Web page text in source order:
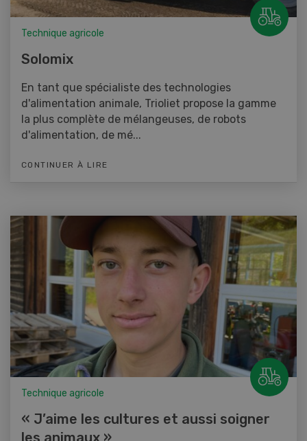
Technique agricole
Solomix
En tant que spécialiste des technologies
d'alimentation animale, Trioliet propose la gamme
la plus complète de mélangeuses, de robots
d'alimentation, de mé...
CONTINUER À LIRE
Technique agricole
« J’aime les cultures et aussi soigner